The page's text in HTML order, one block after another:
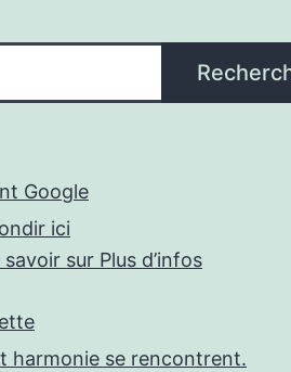
Google
ici
sur Plus d’infos
harmonie se rencontrent.